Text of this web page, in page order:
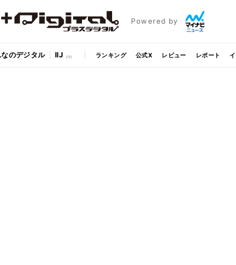
Powered by
のデジタル IIJ ランキング 公式X レビュー レポート